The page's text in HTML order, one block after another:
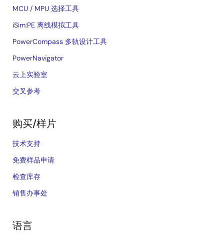
MCU / MPU 选择工具
iSim:PE 离线模拟工具
PowerCompass 多轨设计工具
PowerNavigator
云上实验室
交叉参考
购买/样片
技术支持
免费样品申请
检查库存
销售办事处
语言